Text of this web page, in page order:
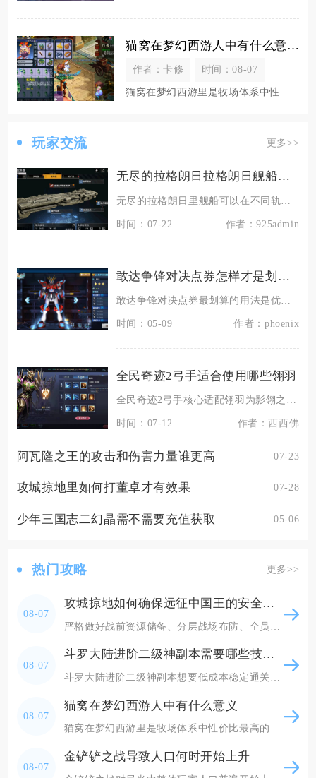
猫窝在梦幻西游人中有什么意义
作者：卡修 时间：08-07
猫窝在梦幻西游里是牧场体系中性价比最高的哺乳类宝宝窝，是普通玩家稳定刷取牧场积分、维持牧场
玩家交流 更多>>
无尽的拉格朗日拉格朗日舰船是否能够在不同轨道上运行
无尽的拉格朗日里舰船可以在不同轨道运行，游戏内置三维空域分层机制，行星周边多层引力轨道、星
时间：07-22 作者：925admin
敢达争锋对决点券怎样才是划算的使用方法
敢达争锋对决点券最划算的用法是优先投入核心养成资源与高性价比补给，避开非必要外观和低价值抽
时间：05-09 作者：phoenix
全民奇迹2弓手适合使用哪些翎羽
全民奇迹2弓手核心适配翎羽为影翎之心、风行者之羽、火焰翎羽、冰晶翎羽、雷鸣翎羽，分PVE刷
时间：07-12 作者：西西佛
阿瓦隆之王的攻击和伤害力量谁更高 07-23
攻城掠地里如何打董卓才有效果 07-28
少年三国志二幻晶需不需要充值获取 05-06
热门攻略 更多>>
08-07
攻城掠地如何确保远征中国王的安全与胜利
08-07
斗罗大陆进阶二级神副本需要哪些技巧和策略
08-07
猫窝在梦幻西游人中有什么意义
猫窝在梦幻西游里是牧场体系中性价比最高的哺乳类宝宝窝，是普通玩家稳定刷取牧场积分、维持牧场
08-07
金铲铲之战导致人口何时开始上升